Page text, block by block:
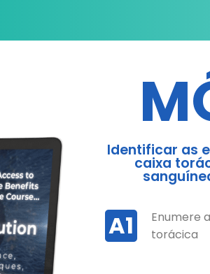
Identificar as
caixa
A1
Enumere
torácica